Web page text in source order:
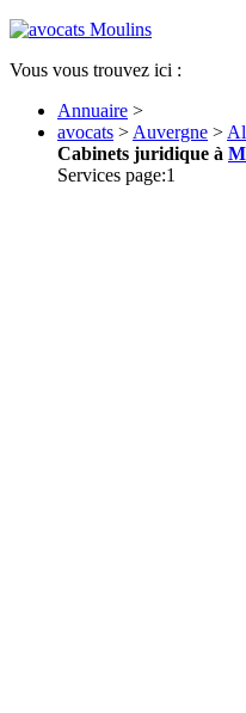
Vous vous trouvez ici :
Annuaire >
avocats > Auvergne >
Cabinets juridique à
Services page:1